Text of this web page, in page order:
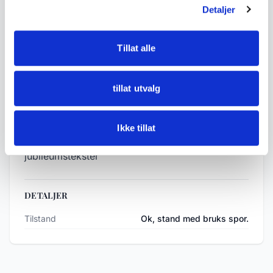
Detaljer
Tillat alle
tillat utvalg
Ikke tillat
- Type: Samlermynter og medaljer
- Datering: Ca. 1970–2010
- Tilstand: Brukt stand med normale bruksspor
- Merking: Bl.a. «5 KRONER 1975», «Den
jubileumstekster
DETALJER
Tilstand Ok, stand med bruks spor.